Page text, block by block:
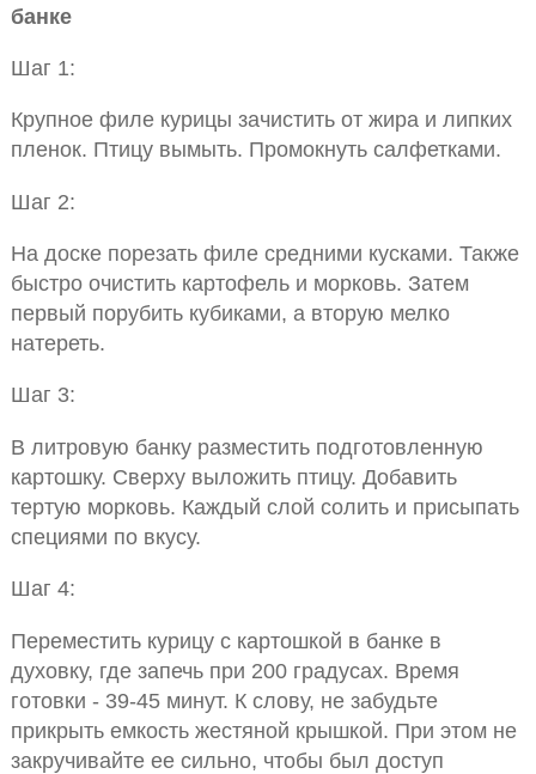
банке
Шаг 1:
Крупное филе курицы зачистить от жира и липких
пленок. Птицу вымыть. Промокнуть салфетками.
Шаг 2:
На доске порезать филе средними кусками. Также
быстро очистить картофель и морковь. Затем
первый порубить кубиками, а вторую мелко
натереть.
Шаг 3:
В литровую банку разместить подготовленную
картошку. Сверху выложить птицу. Добавить
тертую морковь. Каждый слой солить и присыпать
специями по вкусу.
Шаг 4:
Переместить курицу с картошкой в банке в
духовку, где запечь при 200 градусах. Время
готовки - 39-45 минут. К слову, не забудьте
прикрыть емкость жестяной крышкой. При этом не
закручивайте ее сильно, чтобы был доступ